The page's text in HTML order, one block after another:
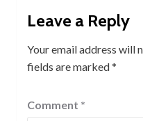
Leave a Reply
Your email address will
fields are marked*
Comment *